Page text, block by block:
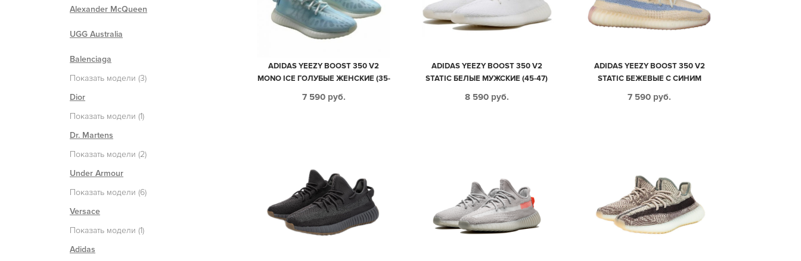
ADIDAS YEEZY BOOST 350 V2
MONO ICE ГОЛУБЫЕ ЖЕНСКИЕ (35-
7 590 руб.
ADIDAS YEEZY BOOST 350 V2
STATIC БЕЛЫЕ МУЖСКИЕ (45-47)
8 590 руб.
ADIDAS YEEZY BOOST 350 V2
STATIC БЕЖЕВЫЕ С СИНИМ
7 590 руб.
Alexander McQueen
UGG Australia
Balenciaga
Показать модели (3)
Dior
Показать модели (1)
Dr. Martens
Показать модели (2)
Under Armour
Показать модели (6)
Versace
Показать модели (1)
Adidas